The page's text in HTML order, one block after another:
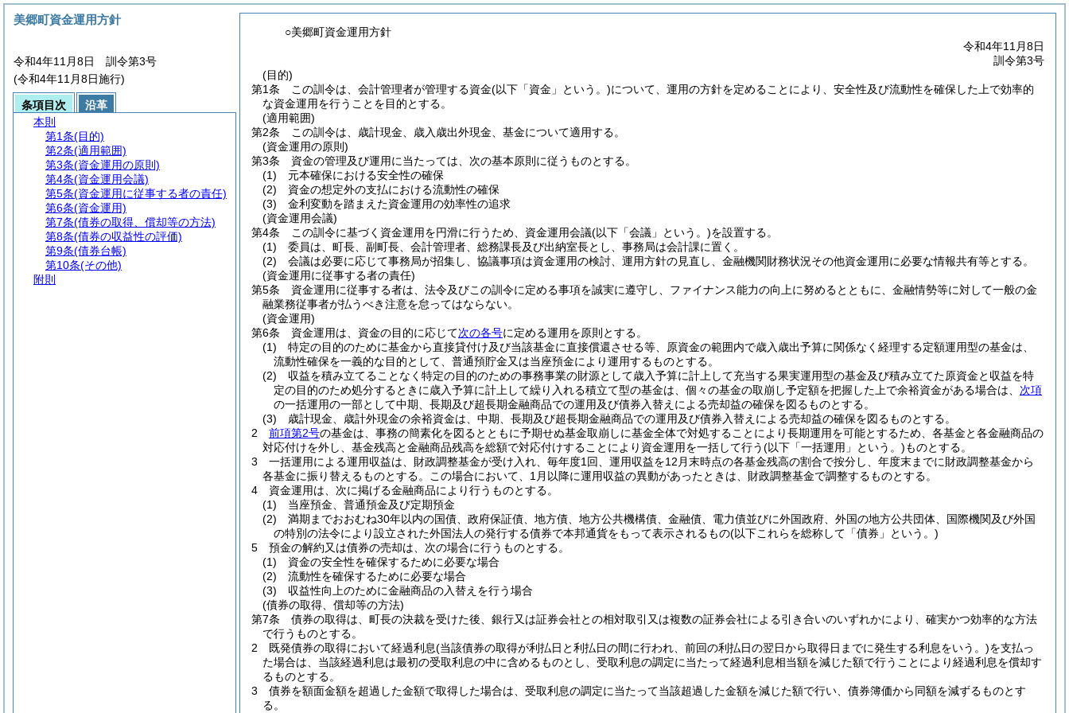
○美郷町資金運用方針
令和4年11月8日
訓令第3号
(目的)
第1条
この訓令は、会計管理者が管理する資金(以下「資金」という。)について、運用の方針を定めることにより、安全性及び流動性を確保した上で効率的
な資金運用を行うことを目的とする。
(適用範囲)
第2条
この訓令は、歳計現金、歳入歳出外現金、基金について適用する。
(資金運用の原則)
第3条
資金の管理及び運用に当たっては、次の基本原則に従うものとする。
(1)
元本確保における安全性の確保
(2)
資金の想定外の支払における流動性の確保
(3)
金利変動を踏まえた資金運用の効率性の追求
(資金運用会議)
第4条
この訓令に基づく資金運用を円滑に行うため、資金運用会議(以下「会議」という。)を設置する。
(1)
委員は、町長、副町長、会計管理者、総務課長及び出納室長とし、事務局は会計課に置く。
(2)
会議は必要に応じて事務局が招集し、協議事項は資金運用の検討、運用方針の見直し、金融機関財務状況その他資金運用に必要な情報共有等とする。
(資金運用に従事する者の責任)
第5条
資金運用に従事する者は、法令及びこの訓令に定める事項を誠実に遵守し、ファイナンス能力の向上に努めるとともに、金融情勢等に対して一般の金
融業務従事者が払うべき注意を怠ってはならない。
(資金運用)
第6条
資金運用は、資金の目的に応じて次の各号に定める運用を原則とする。
(1)
特定の目的のために基金から直接貸付け及び当該基金に直接償還させる等、原資金の範囲内で歳入歳出予算に関係なく経理する定額運用型の基金は、
流動性確保を一義的な目的として、普通預貯金又は当座預金により運用するものとする。
(2)
収益を積み立てることなく特定の目的のための事務事業の財源として歳入予算に計上して充当する果実運用型の基金及び積み立てた原資金と収益を特
定の目的のため処分するときに歳入予算に計上して繰り入れる積立て型の基金は、個々の基金の取崩し予定額を把握した上で余裕資金がある場合は、 次項
の一括運用の一部として中期、長期及び超長期金融商品での運用及び債券入替えによる売却益の確保を図るものとする。
(3)
歳計現金、歳計外現金の余裕資金は、中期、長期及び超長期金融商品での運用及び債券入替えによる売却益の確保を図るものとする。
2
前項第2号の基金は、事務の簡素化を図るとともに予期せぬ基金取崩しに基金全体で対処することにより長期運用を可能とするため、各基金と各金融商品の
対応付けを外し、基金残高と金融商品残高を総額で対応付けすることにより資金運用を一括して行う(以下「一括運用」という。)ものとする。
3
一括運用による運用収益は、財政調整基金が受け入れ、毎年度1回、運用収益を12月末時点の各基金残高の割合で按分し、年度末までに財政調整基金から
各基金に振り替えるものとする。
この場合において、1月以降に運用収益の異動があったときは、財政調整基金で調整するものとする。
4
資金運用は、次に掲げる金融商品により行うものとする。
(1)
当座預金、普通預金及び定期預金
(2)
満期までおおむね30年以内の国債、政府保証債、地方債、地方公共機構債、金融債、電力債並びに外国政府、外国の地方公共団体、国際機関及び外国
の特別の法令により設立された外国法人の発行する債券で本邦通貨をもって表示されるもの(以下これらを総称して「債券」という。)
5
預金の解約又は債券の売却は、次の場合に行うものとする。
(1)
資金の安全性を確保するために必要な場合
(2)
流動性を確保するために必要な場合
(3)
収益性向上のために金融商品の入替えを行う場合
(債券の取得、償却等の方法)
第7条
債券の取得は、町長の決裁を受けた後、銀行又は証券会社との相対取引又は複数の証券会社による引き合いのいずれかにより、確実かつ効率的な方法
で行うものとする。
2
既発債券の取得において経過利息(当該債券の取得が利払日と利払日の間に行われ、前回の利払日の翌日から取得日までに発生する利息をいう。)を支払っ
た場合は、当該経過利息は最初の受取利息の中に含めるものとし、受取利息の調定に当たって経過利息相当額を減じた額で行うことにより経過利息を償却す
るものとする。
3
債券を額面金額を超過した金額で取得した場合は、受取利息の調定に当たって当該超過した金額を減じた額で行い、債券簿価から同額を減ずるものとす
る。
美郷町資金運用方針
令和4年11月8日 訓令第3号
(令和4年11月8日施行)
条項目次
沿革
本則
第1条(目的)
第2条(適用範囲)
第3条(資金運用の原則)
第4条(資金運用会議)
第5条(資金運用に従事する者の責任)
第6条(資金運用)
第7条(債券の取得、償却等の方法)
第8条(債券の収益性の評価)
第9条(債券台帳)
第10条(その他)
附則